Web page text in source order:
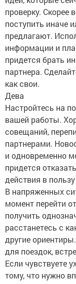
проверку. Скорее
поступить иначе
предлагают.
информации и
придется брать
партнера.
как свои.
Дева
Настройтесь на
вашей работы.
совещаний,
партнерами.
и одновременно
придется
действия в
В напряженных
момент перейти
получить
расстанетесь с
другие
для поездок,
Если чувствуете
тому, что нужно